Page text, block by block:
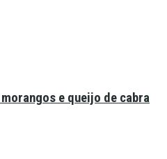
e queijo de cabra